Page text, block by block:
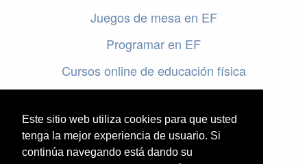
Este sitio web utiliza cookies para que usted
tenga la mejor experiencia de usuario. Si
continúa navegando está dando su
Juegos de mesa en EF
Programar en EF
Cursos online de educación física
Evaluación en educación física